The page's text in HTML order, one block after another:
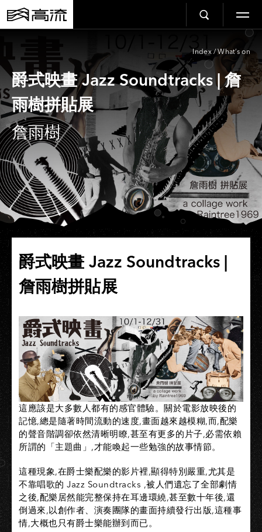
Index / What’s on
爵式映畫 Jazz Soundtracks | 詹
雨樹拼貼展
詹雨樹
爵式映畫 Jazz Soundtracks |
詹雨樹拼貼展
這應該是大多數人都有的感官體驗。關於電影放映後的
記憶,總是隨著時間流動的速度,畫面越來越模糊,而,配樂
的聲音階調卻依然清晰明瞭,甚至有更多的片子,必需依賴
所謂的「主題曲」,才能喚起一些勉強的故事情節。
這種現象,在爵士樂配樂的影片裡,顯得特別嚴重,尤其是
不靠唱歌的 Jazz Soundtracks ,被人們遺忘了全部劇情
之後,配樂居然能完整保持在耳邊環繞,甚至數十年後,還
倒過來,以創作者、演奏團隊的畫面持續發行出版,這種事
情,大概也只有爵士樂能辦到而已。